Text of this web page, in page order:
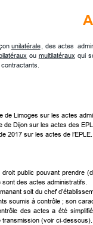
unilatérale, des actes
ou multilatéraux qui
contractants.
de Limoges sur les actes
de Dijon sur les actes des
2017 sur les actes de
droit public pouvant prendre
des actes administratifs.
soit du chef
soumis à contrôle ; son
des actes a été simplifié
transmission (voir ci-dessous).